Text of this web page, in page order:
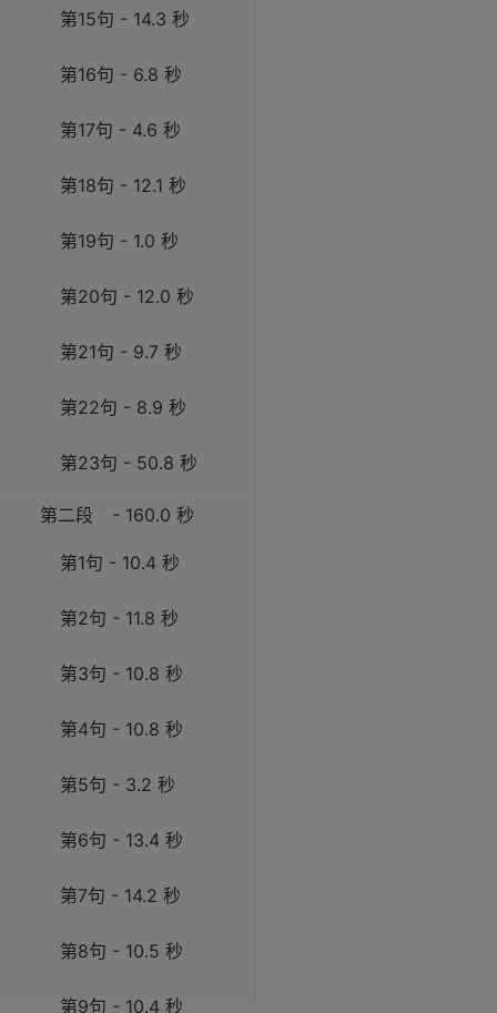
第15句 - 14.3 秒
第16句 - 6.8 秒
第17句 - 4.6 秒
第18句 - 12.1 秒
第19句 - 1.0 秒
第20句 - 12.0 秒
第21句 - 9.7 秒
第22句 - 8.9 秒
第23句 - 50.8 秒
第二段 - 160.0 秒
第1句 - 10.4 秒
第2句 - 11.8 秒
第3句 - 10.8 秒
第4句 - 10.8 秒
第5句 - 3.2 秒
第6句 - 13.4 秒
第7句 - 14.2 秒
第8句 - 10.5 秒
第9句 - 10.4 秒